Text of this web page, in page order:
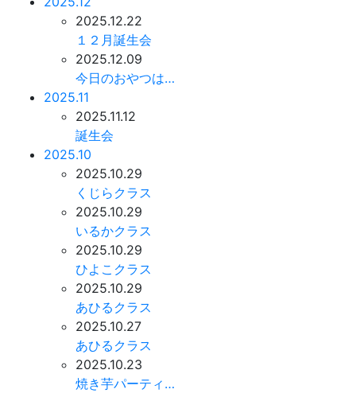
2025.12.22
１２月誕生会
2025.12.09
今日のおやつは…
2025.11
2025.11.12
誕生会
2025.10
2025.10.29
くじらクラス
2025.10.29
いるかクラス
2025.10.29
ひよこクラス
2025.10.29
あひるクラス
2025.10.27
あひるクラス
2025.10.23
焼き芋パーティ…